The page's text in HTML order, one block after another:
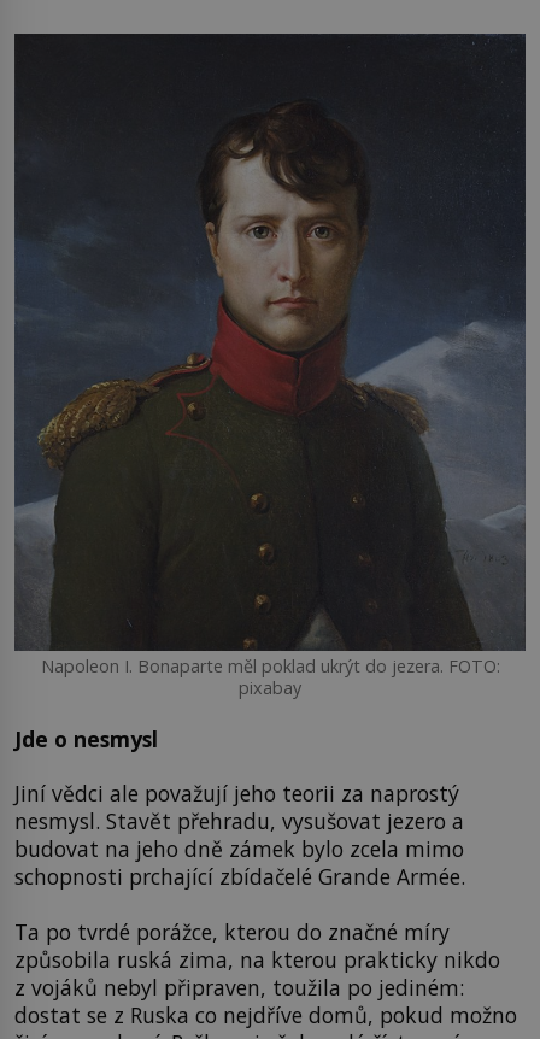
Napoleon I. Bonaparte měl poklad ukrýt do jezera. FOTO:
pixabay
Jde o nesmysl
Jiní vědci ale považují jeho teorii za naprostý
nesmysl. Stavět přehradu, vysušovat jezero a
budovat na jeho dně zámek bylo zcela mimo
schopnosti prchající zbídačelé Grande Armée.
Ta po tvrdé porážce, kterou do značné míry
způsobila ruská zima, na kterou prakticky nikdo
z vojáků nebyl připraven, toužila po jediném:
dostat se z Ruska co nejdříve domů, pokud možno